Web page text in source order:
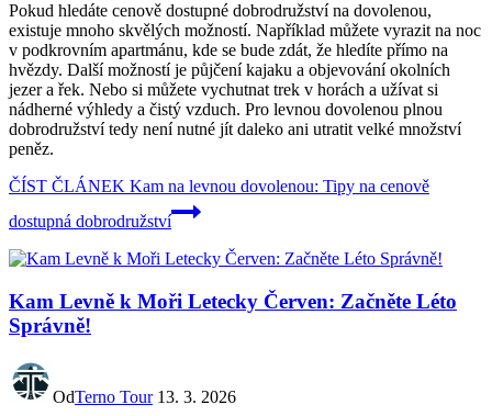
Pokud hledáte cenově dostupné dobrodružství na dovolenou,
existuje mnoho skvělých možností. Například můžete vyrazit na noc
v podkrovním apartmánu, kde se bude zdát, že hledíte přímo na
hvězdy. Další možností je půjčení kajaku a objevování okolních
jezer a řek. Nebo si můžete vychutnat trek v horách a užívat si
nádherné výhledy a čistý vzduch. Pro levnou dovolenou plnou
dobrodružství tedy není nutné jít daleko ani utratit velké množství
peněz.
ČÍST ČLÁNEK Kam na levnou dovolenou: Tipy na cenově
dostupná dobrodružství
Kam Levně k Moři Letecky Červen: Začněte Léto
Správně!
OdTerno Tour 13. 3. 2026